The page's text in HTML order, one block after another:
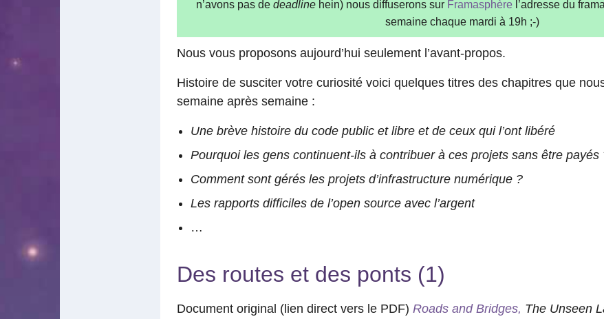
n’avons pas de deadline hein) nous diffuserons sur Framasphère l’adresse du
semaine chaque mardi à 19h ;-)
Nous vous proposons aujourd’hui seulement l’avant-propos.
Histoire de susciter votre curiosité voici quelques titres des chapitres que
semaine après semaine :
Une brève histoire du code public et libre et de ceux qui l’ont libéré
Pourquoi les gens continuent-ils à contribuer à ces projets sans être payés
Comment sont gérés les projets d’infrastructure numérique ?
Les rapports difficiles de l’open source avec l’argent
…
Des routes et des ponts (1)
Document original (lien direct vers le PDF) Roads and Bridges, The Unseen